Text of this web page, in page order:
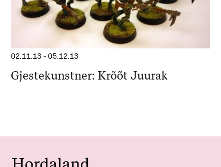
02.11.13 -05.12.13
Gjestekunstner: Krõõt Juurak